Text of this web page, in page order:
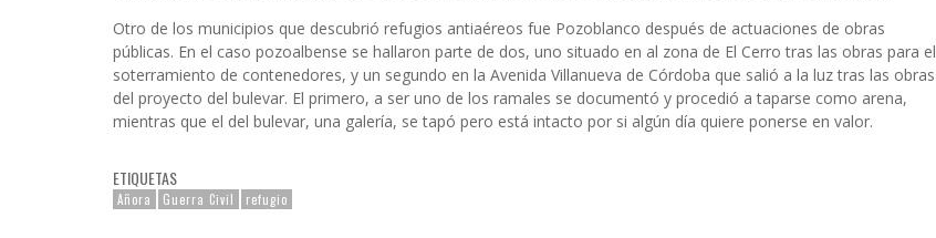
Otro de los municipios que descubrió refugios antiaéreos fue Pozoblanco después de actuaciones de obras
públicas. En el caso pozoalbense se hallaron parte de dos, uno situado en al zona de El Cerro tras las obras para el
soterramiento de contenedores, y un segundo en la Avenida Villanueva de Córdoba que salió a la luz tras las obras
del proyecto del bulevar. El primero, a ser uno de los ramales se documentó y procedió a taparse como arena,
mientras que el del bulevar, una galería, se tapó pero está intacto por si algún día quiere ponerse en valor.
ETIQUETAS
Añora Guerra Civil refugio